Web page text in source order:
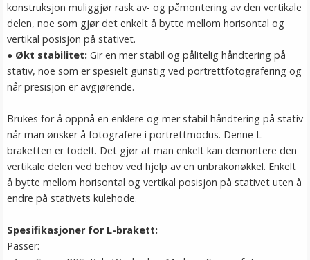
konstruksjon muliggjør rask av- og påmontering av den vertikale
delen, noe som gjør det enkelt å bytte mellom horisontal og
vertikal posisjon på stativet.
● Økt stabilitet: Gir en mer stabil og pålitelig håndtering på
stativ, noe som er spesielt gunstig ved portrettfotografering og
når presisjon er avgjørende.
Brukes for å oppnå en enklere og mer stabil håndtering på stativ
når man ønsker å fotografere i portrettmodus. Denne L-
braketten er todelt. Det gjør at man enkelt kan demontere den
vertikale delen ved behov ved hjelp av en unbrakonøkkel. Enkelt
å bytte mellom horisontal og vertikal posisjon på stativet uten å
endre på stativets kulehode.
Spesifikasjoner for L-brakett:
Passer: